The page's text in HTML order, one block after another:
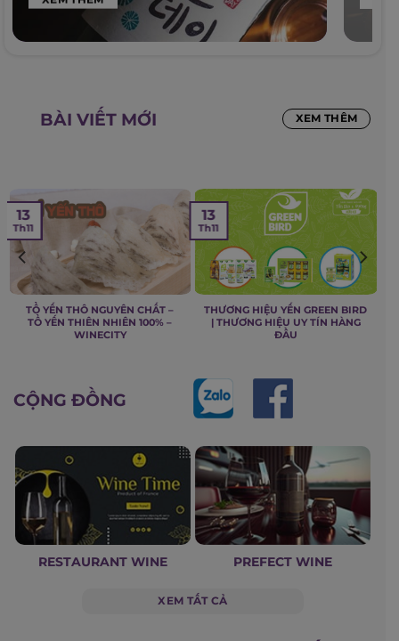
BÀI VIẾT MỚI XEM THÊM
TỔ YẾN THÔ NGUYÊN CHẤT –
TỔ YẾN THIÊN NHIÊN 100% –
WINECITY
13
Th11
THƯƠNG HIỆU YẾN GREEN BIRD
| THƯƠNG HIỆU UY TÍN HÀNG
ĐẦU
13
Th11
CỘNG ĐỒNG
RESTAURANT WINE PREFECT WINE
XEM TẤT CẢ